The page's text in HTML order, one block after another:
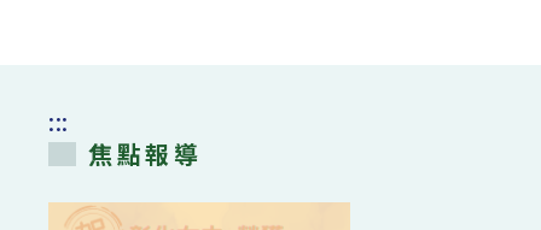
:::
焦點報導